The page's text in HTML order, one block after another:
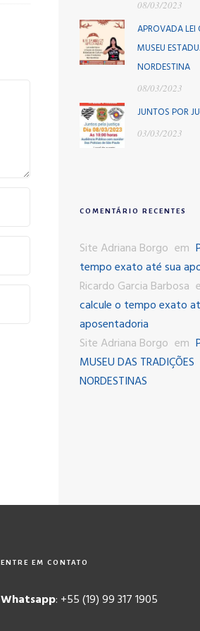
08/03/2023
APROVADA LEI
MUSEU
NORDESTINA
08/03/2023
JUNTOS POR
03/03/2023
COMENTÁRIO RECENTES
Site Adriana Borgo em
tempo exato até sua
Ricardo Garcia Barbosa
calcule o tempo exato
aposentadoria
Site Adriana Borgo em
MUSEU DAS TRADIÇÕES
NORDESTINAS
ENTRE EM CONTATO
Whatsapp: +55 (19) 99 317 1905